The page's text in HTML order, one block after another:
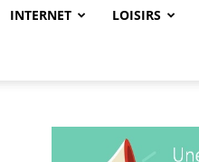
INTERNET LOISIRS